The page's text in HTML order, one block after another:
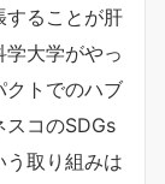
することが肝
大学がやっ
クトでのハブ
スコのSDGs
取り組みは